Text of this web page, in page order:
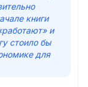
книги
и
стоило бы
для